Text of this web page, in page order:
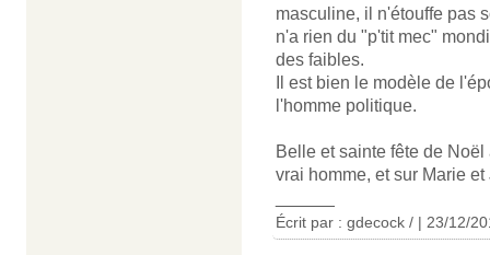
masculine, il n'étouffe pas
n'a rien du "p'tit mec"
des faibles.
Il est bien le modèle de
l'homme politique.
Belle et sainte fête de
vrai homme, et sur Marie
Écrit par : gdecock / | 23/12/